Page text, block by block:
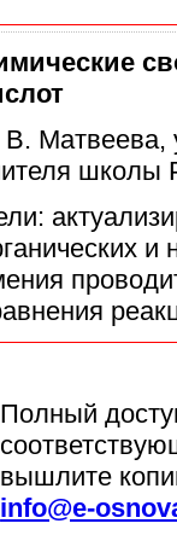
Матвеева,
школы
и
Полный
вышлите
info@e-